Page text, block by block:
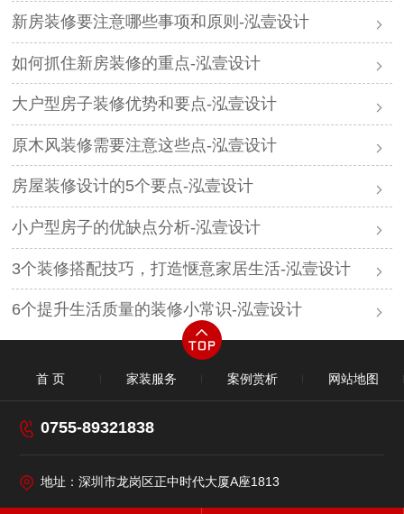
新房装修要注意哪些事项和原则-泓壹设计
如何抓住新房装修的重点-泓壹设计
大户型房子装修优势和要点-泓壹设计
原木风装修需要注意这些点-泓壹设计
房屋装修设计的5个要点-泓壹设计
小户型房子的优缺点分析-泓壹设计
3个装修搭配技巧，打造惬意家居生活-泓壹设计
6个提升生活质量的装修小常识-泓壹设计​
首 页 家装服务 案例赏析 网站地图
0755-89321838
地址：深圳市龙岗区正中时代大厦A座1813